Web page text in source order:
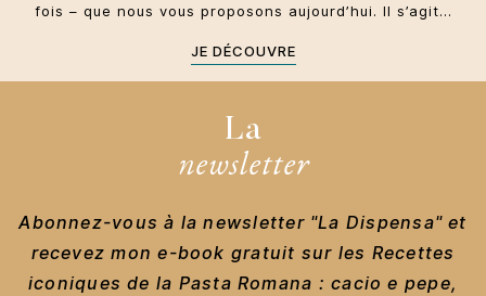
fois – que nous vous proposons aujourd’hui. Il s’agit…
JE DÉCOUVRE
La
newsletter
Abonnez-vous à la newsletter "La Dispensa" et
recevez mon e-book gratuit sur les Recettes
iconiques de la Pasta Romana : cacio e pepe,